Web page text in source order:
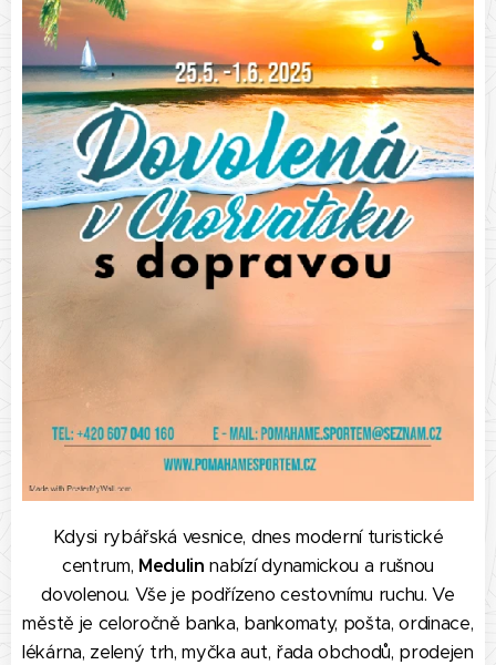
Kdysi rybářská vesnice, dnes moderní turistické
centrum, Medulin nabízí dynamickou a rušnou
dovolenou. Vše je podřízeno cestovnímu ruchu. Ve
městě je celoročně banka, bankomaty, pošta, ordinace,
lékárna, zelený trh, myčka aut, řada obchodů, prodejen